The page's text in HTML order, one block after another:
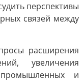
перспективы
связей между
расширения
увеличения
и